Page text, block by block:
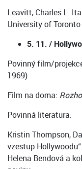
Leavitt, Charles L.
University of Toronto
5. 11. /
Povinný film/
1969)
Film na doma:
Povinná literatura:
Kristin Thompson,
vzestup
Helena Bendová a